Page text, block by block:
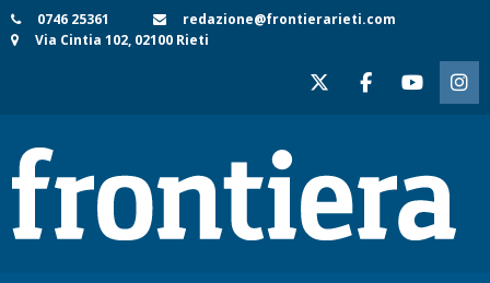
Skip
to
0746 25361
redazione@frontierarieti.com
Via Cintia 102, 02100 Rieti